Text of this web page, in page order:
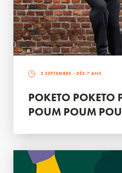
2 SEPTEMBRE - DÈS 7 ANS
POKETO POKETO
POUM POUM